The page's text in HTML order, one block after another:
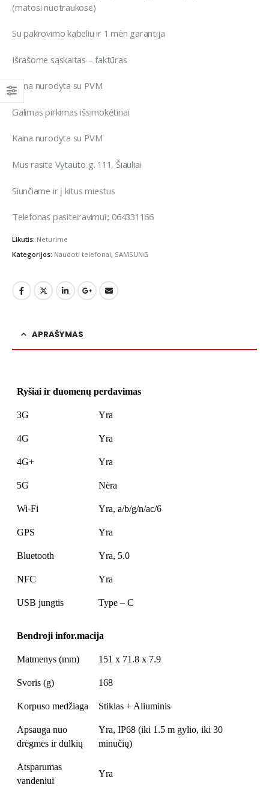
(matosi nuotraukose)
Su pakrovimo kabeliu ir 1 mėn garantija
Išrašome sąskaitas – faktūras
Kaina nurodyta su PVM
Galimas pirkimas išsimokėtinai
Kaina nurodyta su PVM
Mus rasite Vytauto g. 111, Šiauliai
Siunčiame ir į kitus miestus
Telefonas pasiteiravimui:; 064331166
Likutis: Neturime
Kategorijos: Naudoti telefonai, SAMSUNG
APRAŠYMAS
Ryšiai ir duomenų perdavimas
3G Yra
4G Yra
4G+ Yra
5G Nėra
Wi-Fi Yra, a/b/g/n/ac/6
GPS Yra
Bluetooth Yra, 5.0
NFC Yra
USB jungtis Type – C
Bendroji infor.macija
Matmenys (mm) 151 x 71.8 x 7.9
Svoris (g) 168
Korpuso medžiaga Stiklas + Aliuminis
Apsauga nuo
drėgmės ir dulkių
Yra, IP68 (iki 1.5 m gylio, iki 30
minučių)
Atsparumas
vandeniui
Yra